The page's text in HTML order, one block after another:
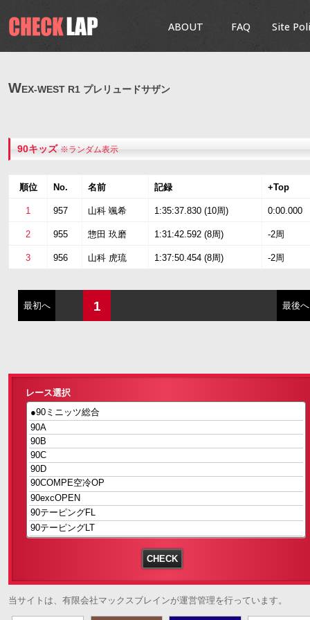
ABOUT FAQ Site
WEX-WEST R1 プレリュードサザン
90キッズ ※ランダム表示
順位 No. 名前 記録 +Top
1 957 山科 颯希 1:35:37.830 (10周) 0:00.000
2 955 惣田 玖磨 1:31:42.592 (8周) -2周
3 956 山科 虎琉 1:37:50.454 (8周) -2周
最初へ 1 最後へ
レース選択
当サイトは、有限会社マックスブレインが運営管理を行っています。